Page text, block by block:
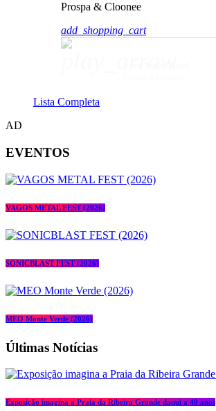
Prospa & Cloonee
add_shopping_cart
Lista Completa
AD
EVENTOS
VAGOS METAL FEST (2026)
SONICBLAST FEST (2026)
MEO Monte Verde (2026)
Últimas Notícias
Exposição imagina a Praia da Ribeira Grande daqui a 40 anos